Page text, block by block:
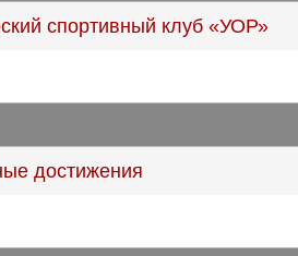
спортивный клуб «УОР»
достижения